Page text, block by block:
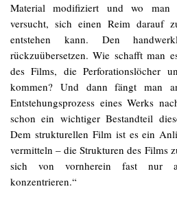
Material modifiziert und wo man
versucht, sich einen Reim darauf
entstehen kann. Den
rückzuübersetzen. Wie schafft man
des Films, die Perforationslöcher
kommen? Und dann fängt man
Entstehungsprozess eines Werks
schon ein wichtiger Bestandteil
Dem strukturellen Film ist es ein
vermitteln – die Strukturen des Films
sich von vornherein fast nur
konzentrieren.“